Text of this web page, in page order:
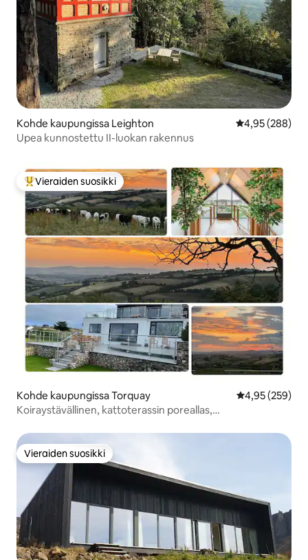
Kohde kaupungissa Leighton
4,95 (288)
Upea kunnostettu II-luokan rakennus
Vieraiden suosikkien parhaimmistoa
Vieraiden suosikki
Kohde kaupungissa Torquay
4,95 (259)
Koiraystävällinen, kattoterassin poreallas,
Vieraiden suosikki
Vieraiden suosikki